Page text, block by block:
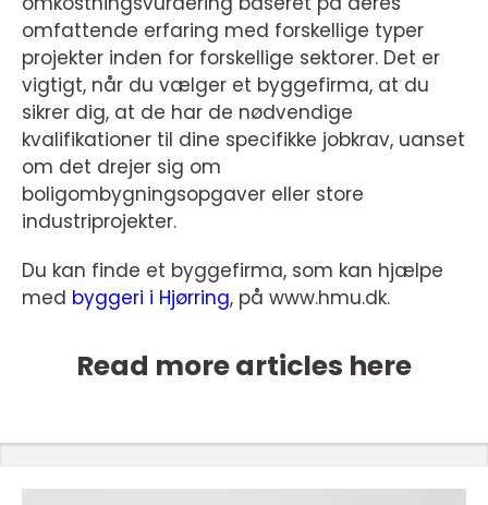
omfattende erfaring med forskellige typer
projekter inden for forskellige sektorer. Det er
vigtigt, når du vælger et byggefirma, at du
sikrer dig, at de har de nødvendige
kvalifikationer til dine specifikke jobkrav, uanset
om det drejer sig om
boligombygningsopgaver eller store
industriprojekter.
Du kan finde et byggefirma, som kan hjælpe
med byggeri i Hjørring, på www.hmu.dk.
Read more articles here